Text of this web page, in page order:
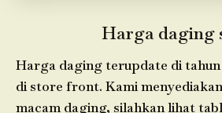
Harga daging
Harga daging terupdate di
di store front. Kami
macam daging, silahkan lihat